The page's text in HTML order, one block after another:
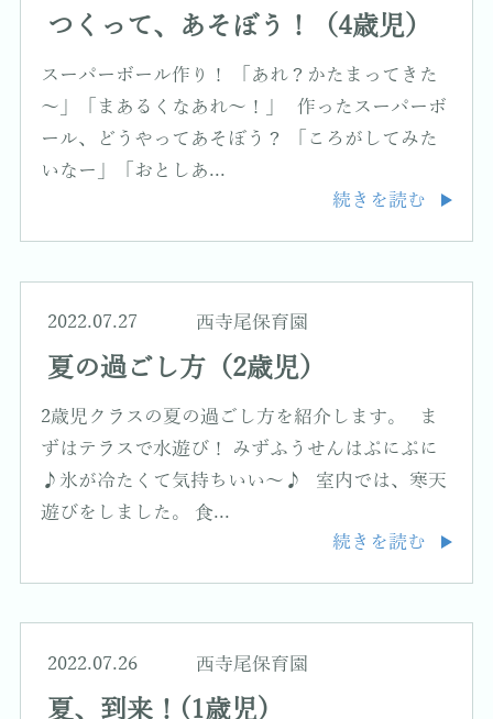
つくって、あそぼう！（4歳児）
スーパーボール作り！ 「あれ？かたまってきた
～」「まあるくなあれ～！」 作ったスーパーボ
ール、どうやってあそぼう？ 「ころがしてみた
いなー」「おとしあ...
続きを読む
2022.07.27 西寺尾保育園
夏の過ごし方（2歳児）
2歳児クラスの夏の過ごし方を紹介します。 ま
ずはテラスで水遊び！ みずふうせんはぷにぷに
♪氷が冷たくて気持ちいい〜♪ 室内では、寒天
遊びをしました。 食...
続きを読む
2022.07.26 西寺尾保育園
夏、到来！(1歳児)